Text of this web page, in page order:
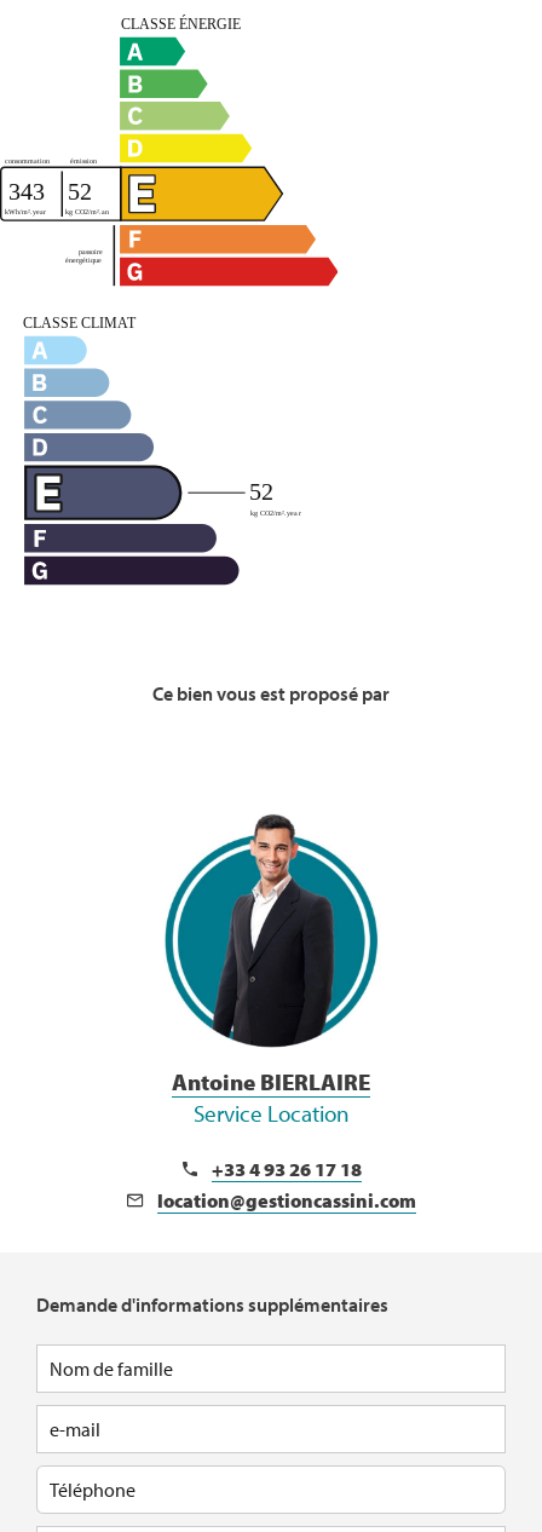
Demande d'informations supplémentaires
Ce bien vous est proposé par
Voir la Bio
Antoine BIERLAIRE
Service Location
+33 4 93 26 17 18
location@gestioncassini.com